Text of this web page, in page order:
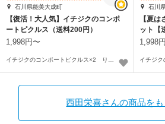
石川県能美大成町
【復活！大人気】イチジクのコンポ
ートピクルス（送料200円）
1,998円〜
石川
【夏
ット【
ルス登
1,998
西田栄喜さんの商品を